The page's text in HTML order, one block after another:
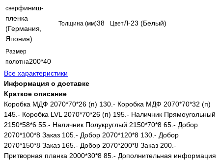
сверфиниш-
пленка
(Германия,
Япония)
Толщина (мм)38 ЦветЛ-23 (Белый)
Размер
полотна200*40
Все характеристики
Информация о доставке
Краткое описание
Коробка МДФ 2070*70*26 (п) 130.- Коробка МДФ 2070*70*32 (п)
145.- Коробка LVL 2070*70*26 (п) 195.- Наличник Прямоугольный
2150*58*6 55.- Наличник Полукруглый 2150*70*8 65.- Добор
2070*100*8 Заказ 105.- Добор 2070*120*8 130.- Добор
2070*150*8 Заказ 165.- Добор 2070*200*8 Заказ 200.-
Притворная планка 2000*30*8 85.- Дополнительная информация